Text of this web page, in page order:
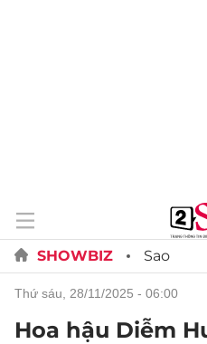
SHOWBIZ Sao
thứ sáu, 28/11/2025 - 06:00
Hoa hậu Diễm